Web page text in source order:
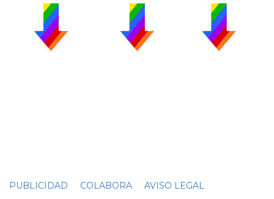
PUBLICIDAD COLABORA AVISO LEGAL